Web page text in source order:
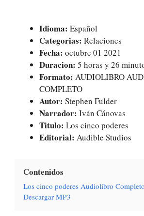
Idioma: Español
Categorias: Relaciones
Fecha: octubre 01 2021
Duracion: 5 horas y 26
Formato: AUDIOLIBRO
COMPLETO
Autor: Stephen Fulder
Narrador: Iván Cánovas
Titulo: Los cinco poderes
Editorial: Audible Studios
Contenidos
Los cinco poderes Audiolibro
Descargar MP3